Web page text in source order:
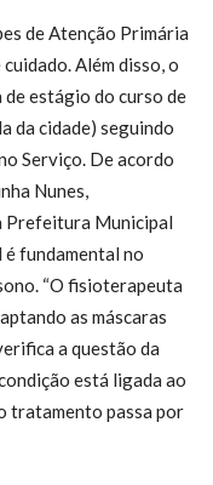
de Atenção Primária
Além disso, o
estágio do curso de
da cidade) seguindo
Serviço. De acordo
Nunes,
Prefeitura Municipal
fundamental no
“O fisioterapeuta
as máscaras
a questão da
está ligada ao
tratamento passa por